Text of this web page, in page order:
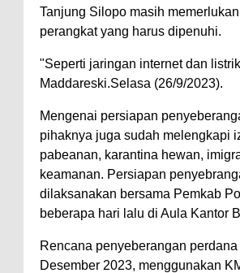
Tanjung Silopo masih
perangkat yang harus dipenuhi.
"Seperti jaringan internet dan
Maddareski.Selasa (26/9/2023).
Mengenai persiapan
pihaknya juga sudah melengkapi
pabeanan, karantina hewan,
keamanan. Persiapan
dilaksanakan bersama Pemkab
beberapa hari lalu di Aula Kantor
Rencana penyeberangan
Desember 2023, menggunakan